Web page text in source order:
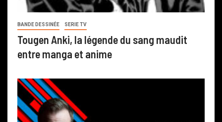
BANDE DESSINÉE SERIE TV
Tougen Anki, la légende du sang maudit
entre manga et anime